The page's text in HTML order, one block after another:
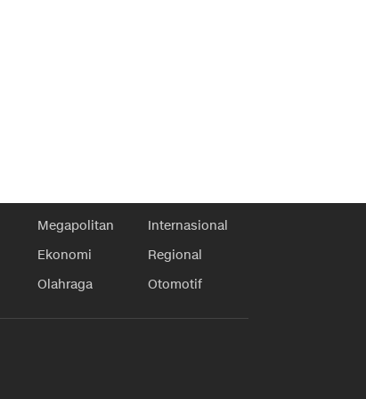
Megapolitan
Internasional
Ekonomi
Regional
Olahraga Otomotif